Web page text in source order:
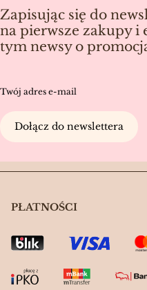
Zapisując się do
na pierwsze zakupy i
tym newsy o
Twój adres e-mail
Dołącz do newslettera
PŁATNOŚCI